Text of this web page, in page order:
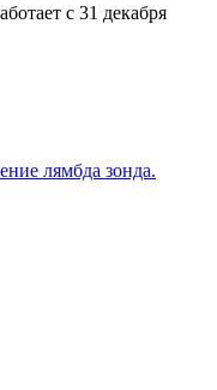
с 31 декабря
лямбда зонда.